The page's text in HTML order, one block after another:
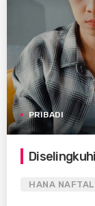
PRIBADI
HANA